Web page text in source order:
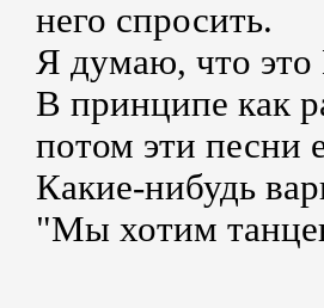
него спросить.
Я думаю, что
В принципе как
потом эти песни
Какие-нибудь
"Мы хотим